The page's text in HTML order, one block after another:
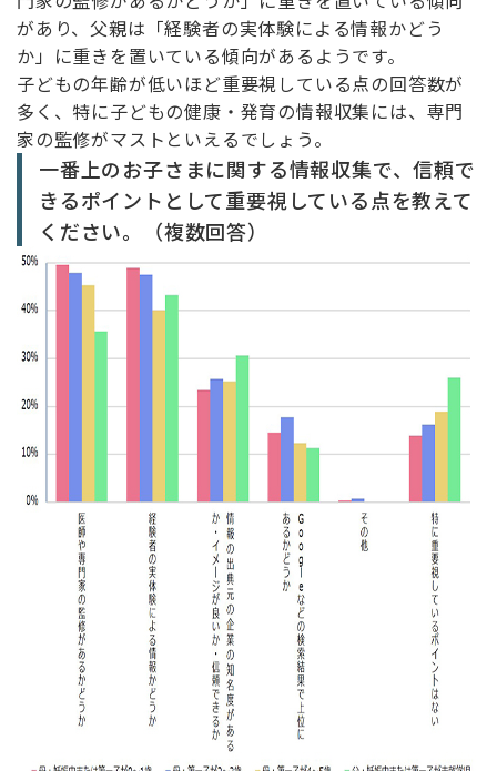
があり、父親は「経験者の実体験による情報かどう
か」に重きを置いている傾向があるようです。
子どもの年齢が低いほど重要視している点の回答数が
多く、特に子どもの健康・発育の情報収集には、専門
家の監修がマストといえるでしょう。
一番上のお子さまに関する情報収集で、信頼で
きるポイントとして重要視している点を教えて
ください。（複数回答）